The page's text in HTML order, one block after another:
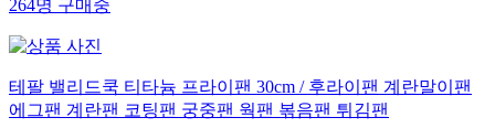
264명구매중
테팔 밸리드쿡 티타늄 프라이팬 30cm / 후라이팬 계란말이팬
에그팬 계란팬 코팅팬 궁중팬 웍팬 볶음팬 튀김팬